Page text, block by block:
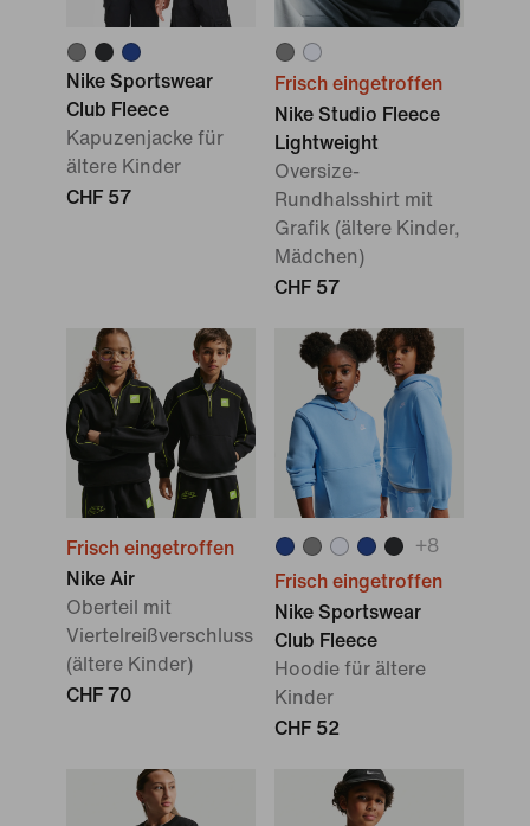
Nike Sportswear
Club Fleece
Kapuzenjacke für
ältere Kinder
CHF 57
Frisch eingetroffen
Nike Studio Fleece
Lightweight
Oversize-
Rundhalsshirt mit
Grafik (ältere Kinder,
Mädchen)
CHF 57
Frisch eingetroffen
Nike Air
Oberteil mit
Viertelreißverschluss
(ältere Kinder)
CHF 70
+8
Frisch eingetroffen
Nike Sportswear
Club Fleece
Hoodie für ältere
Kinder
CHF 52